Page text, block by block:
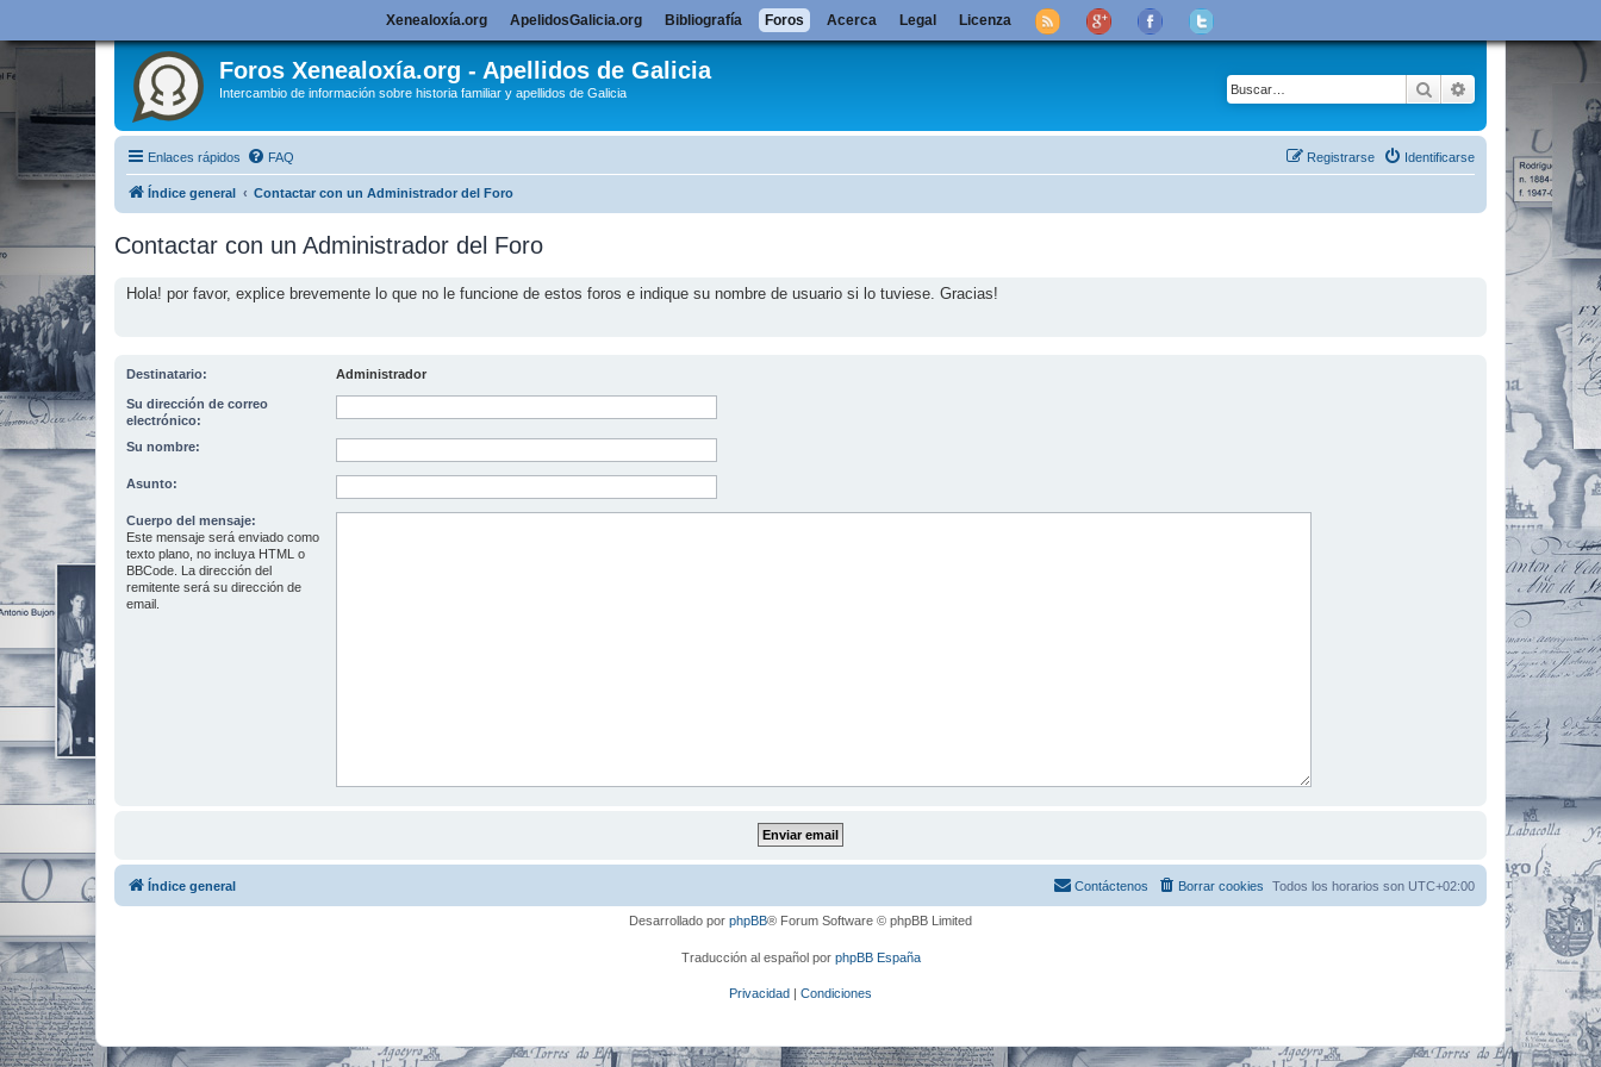
Foros Xenealoxía.org - Apellidos de Galicia
Intercambio de información sobre historia familiar y apellidos de Galicia Buscar Búsqueda
Enlaces rápidos FAQ Identificarse
Registrarse
Índice general Contactar con un Administrador del Foro
Contactar con un Administrador del Foro
Hola! por favor, explice brevemente lo que no le funcione de estos foros e indique su nombre de usuario si lo tuviese. Gracias!
Destinatario: Administrador
Su dirección de correo
electrónico:
Su nombre:
Asunto:
Cuerpo del mensaje:
Este mensaje será enviado como
texto plano, no incluya HTML o
BBCode. La dirección del
remitente será su dirección de
email.
Xenealoxía.org ApelidosGalicia.org Bibliografía Foros Acerca Legal Licenza
Índice general Todos los horarios son UTC+02:00
Borrar cookies
Contáctenos
Desarrollado por phpBB® Forum Software © phpBB Limited
Traducción al español por phpBB España
Privacidad | Condiciones